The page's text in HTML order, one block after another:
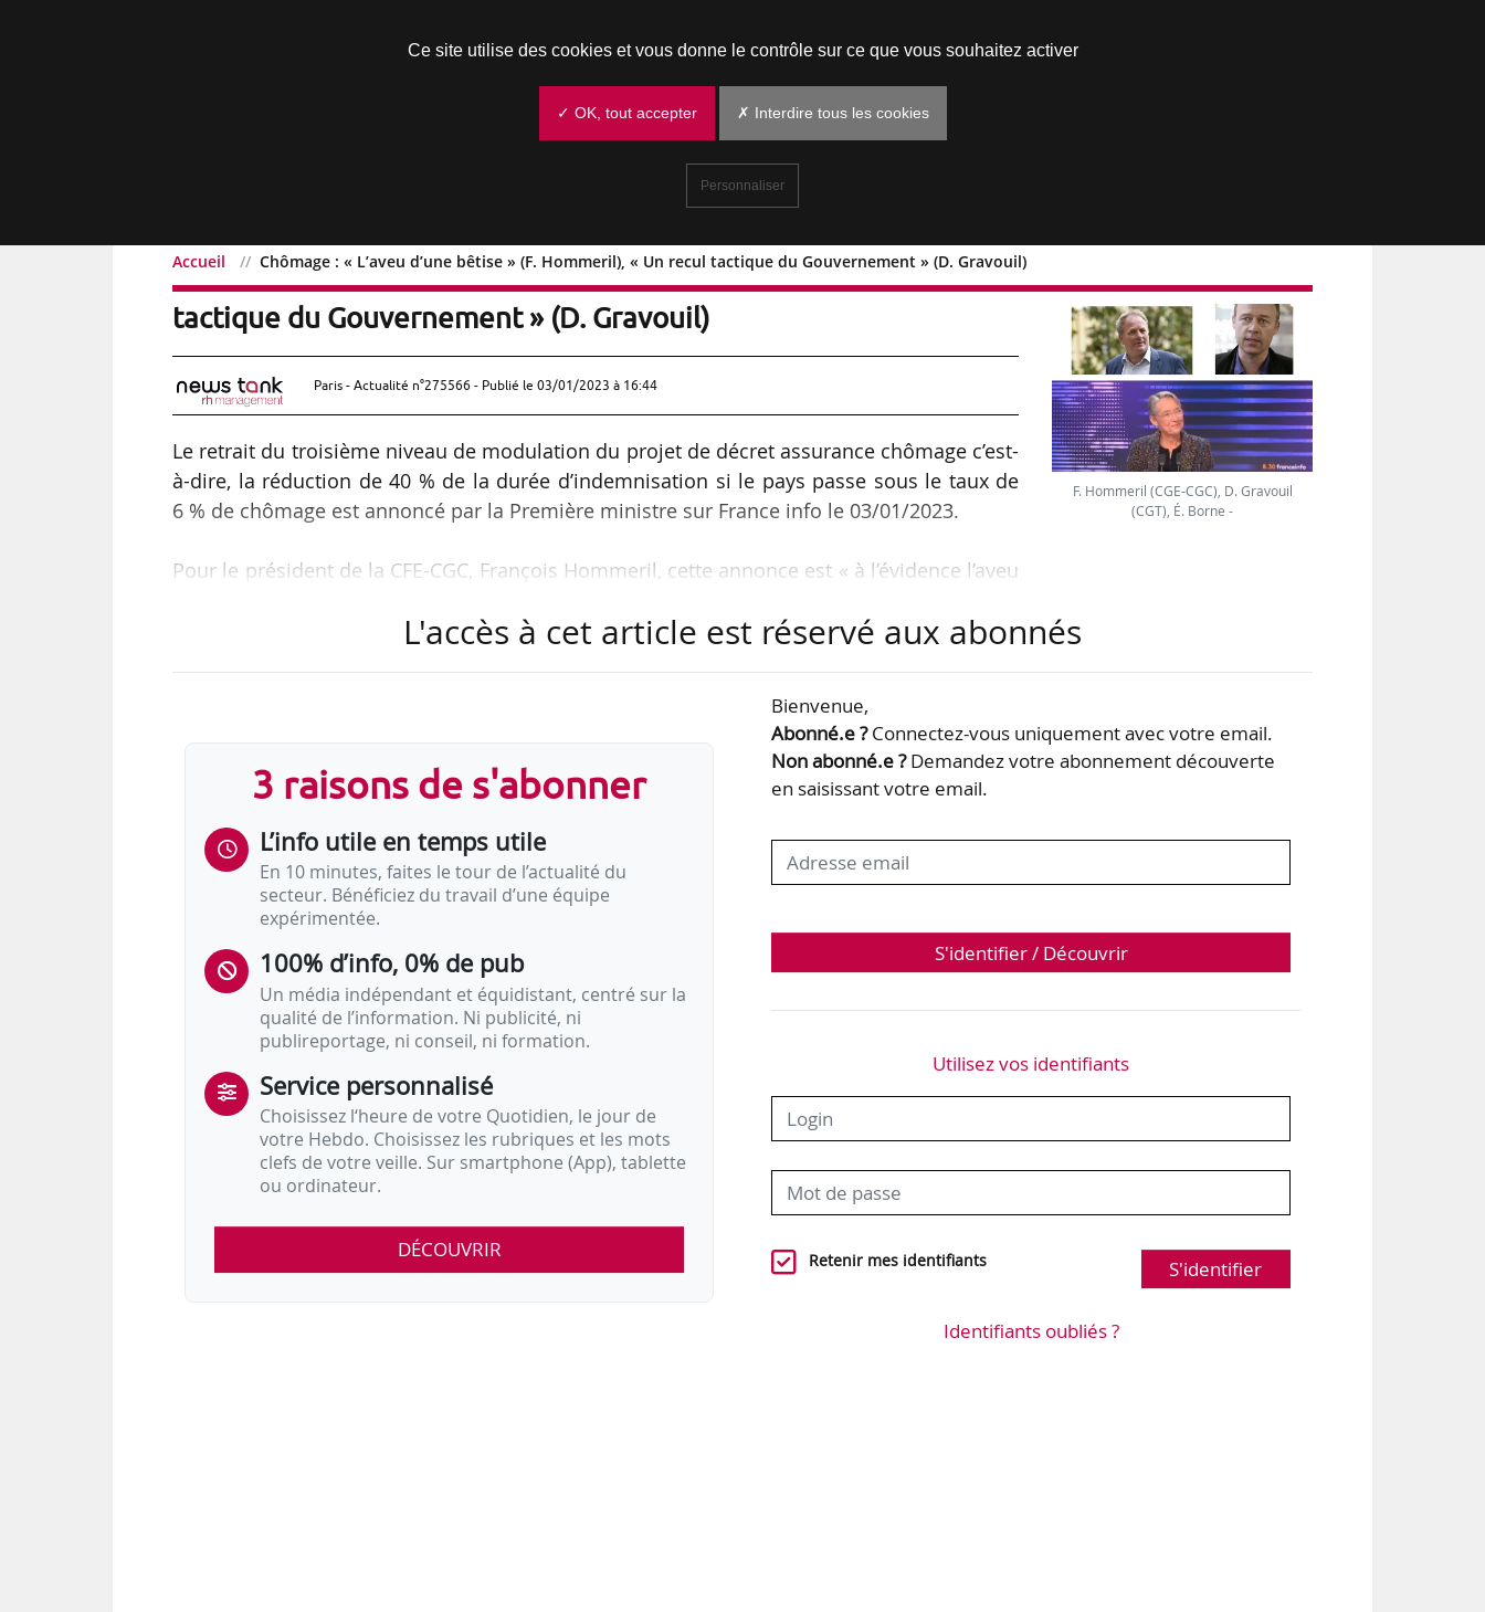
Accueil Chômage : « L’aveu d’une bêtise » (F. Hommeril), « Un recul tactique du Gouvernement » (D. Gravouil)
Chômage : « L’aveu d’une bêtise » (F. Hommeril), « Un recul
tactique du Gouvernement » (D. Gravouil)
Paris - Actualité n°275566 - Publié le 03/01/2023 à 16:44
Le retrait du troisième niveau de modulation du projet de décret assurance chômage c’est-
à-dire, la réduction de 40 % de la durée d’indemnisation si le pays passe sous le taux de
6 % de chômage est annoncé par la Première ministre sur France info le 03/01/2023.
Pour le président de la CFE-CGC, François Hommeril, cette annonce est « à l’évidence l’aveu
gouverner : en prônant l’idéologie de la surpuissance, on fait des bêtises », dit-il à News
« C’est un recul tactique du Gouvernement, indique de son côté Denis Gravouil, membre
de la direction de…
F. Hommeril (CGE-CGC), D. Gravouil
(CGT), É. Borne -
L'accès à cet article est réservé aux abonnés
3 raisons de s'abonner
L’info utile en temps utile
En 10 minutes, faites le tour de l’actualité du
secteur. Bénéficiez du travail d’une équipe
expérimentée.
100% d’info, 0% de pub
Un média indépendant et équidistant, centré sur la
qualité de l’information. Ni publicité, ni
publireportage, ni conseil, ni formation.
Service personnalisé
Choisissez l‘heure de votre Quotidien, le jour de
votre Hebdo. Choisissez les rubriques et les mots
clefs de votre veille. Sur smartphone (App), tablette
ou ordinateur.
DÉCOUVRIR
Bienvenue,
Abonné.e ?Connectez-vous uniquement avec votre email.
Non abonné.e ?Demandez votre abonnement découverte
en saisissant votre email.
S'identifier / Découvrir
Utilisez vos identifiants
Retenir mes identifiants S'identifier
Identifiants oubliés ?
Ce site utilise des cookies et vous donne le contrôle sur ce que vous souhaitez activer
✓ OK, tout accepter ✗ Interdire tous les cookies
Personnaliser